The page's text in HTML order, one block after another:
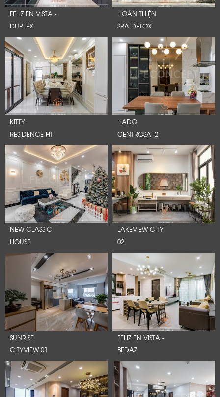
FELIZ EN VISTA -
DUPLEX
HOÀN THIỆN
SPA DETOX
KITTY
RESIDENCE HT
HADO
CENTROSA I2
NEW CLASSIC
HOUSE
LAKEVIEW CITY
02
SUNRISE
CITYVIEW 01
FELIZ EN VISTA -
BEDAZ